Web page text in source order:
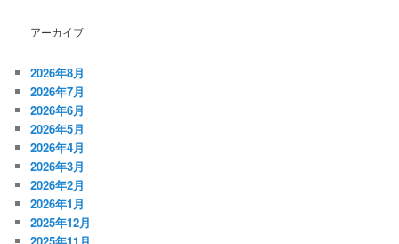
アーカイブ
2026年8月
2026年7月
2026年6月
2026年5月
2026年4月
2026年3月
2026年2月
2026年1月
2025年12月